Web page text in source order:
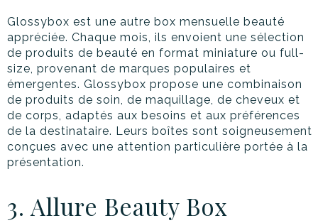
Glossybox est une autre box mensuelle beauté
appréciée. Chaque mois, ils envoient une sélection
de produits de beauté en format miniature ou full-
size, provenant de marques populaires et
émergentes. Glossybox propose une combinaison
de produits de soin, de maquillage, de cheveux et
de corps, adaptés aux besoins et aux préférences
de la destinataire. Leurs boîtes sont soigneusement
conçues avec une attention particulière portée à la
présentation.
3. Allure Beauty Box